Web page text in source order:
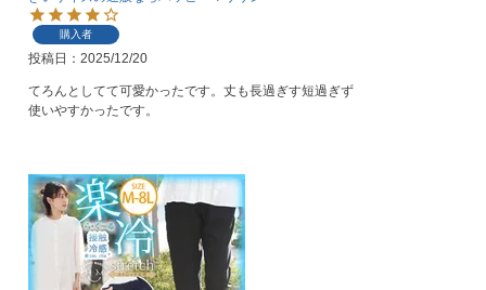
購入者
投稿日 2025/12/20
てろんとしてて可愛かったです。丈も長過ぎす短過ぎず
使いやすかったです。